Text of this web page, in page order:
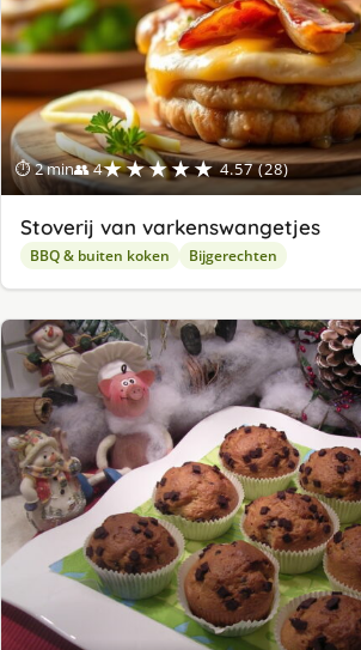
⏱ 2 min👥 4★★★★★ 4.57 (28)
Stoverij van varkenswangetjes
BBQ & buiten koken Bijgerechten